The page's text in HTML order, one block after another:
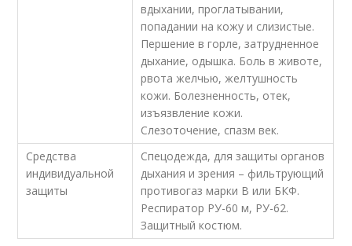
вдыхании, проглатывании,
попадании на кожу и слизистые.
Першение в горле, затрудненное
дыхание, одышка. Боль в животе,
рвота желчью, желтушность
кожи. Болезненность, отек,
изъязвление кожи.
Слезоточение, спазм век.
Средства
индивидуальной
защиты
Спецодежда, для защиты органов
дыхания и зрения – фильтрующий
противогаз марки В или БКФ.
Респиратор РУ-60 м, РУ-62.
Защитный костюм.